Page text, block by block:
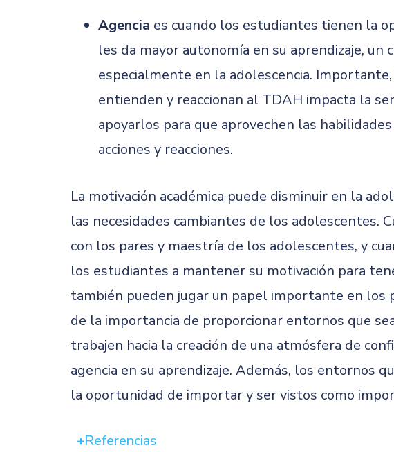
Agencia es cuando los estudiantes tienen la
les da mayor autonomía en su aprendizaje,
especialmente en la adolescencia.
entienden y reaccionan al TDAH impacta la
apoyarlos para que aprovechen las
acciones y reacciones.
La motivación académica puede disminuir en la
las necesidades cambiantes de los adolescentes.
con los pares y maestría de los adolescentes, y
los estudiantes a mantener su motivación para
también pueden jugar un papel importante en los
de la importancia de proporcionar entornos que
trabajen hacia la creación de una atmósfera de
agencia en su aprendizaje. Además, los entornos
la oportunidad de importar y ser vistos como
Referencias